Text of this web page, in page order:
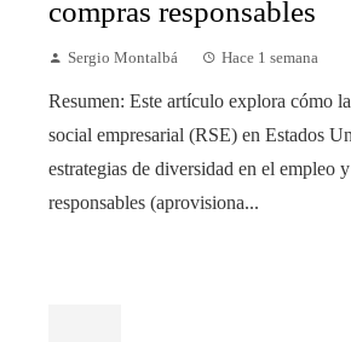
compras responsables
Sergio Montalbá Hace 1 semana
Resumen: Este artículo explora cómo
social empresarial (RSE) en Estados
estrategias de diversidad en el empleo
responsables (aprovisiona...